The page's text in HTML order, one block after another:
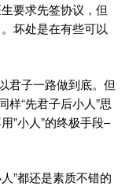
要求先签协议，但
坏处是在有些可以
君子一路做到底。但
样“先君子后小人”思
”小人”的终极手段–
”都还是素质不错的